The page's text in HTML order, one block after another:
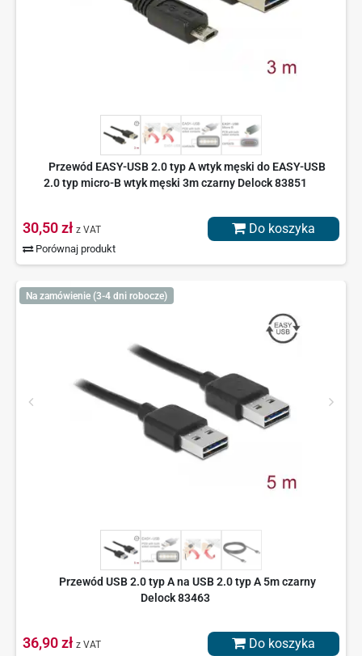
Przewód EASY-USB 2.0 typ A wtyk męski do EASY-USB
2.0 typ micro-B wtyk męski 3m czarny Delock 83851
30,50 zł z VAT
Porównaj produkt
Do koszyka
Na zamówienie (3-4 dni robocze)
Przewód USB 2.0 typ A na USB 2.0 typ A 5m czarny
Delock 83463
36,90 zł z VAT Do koszyka